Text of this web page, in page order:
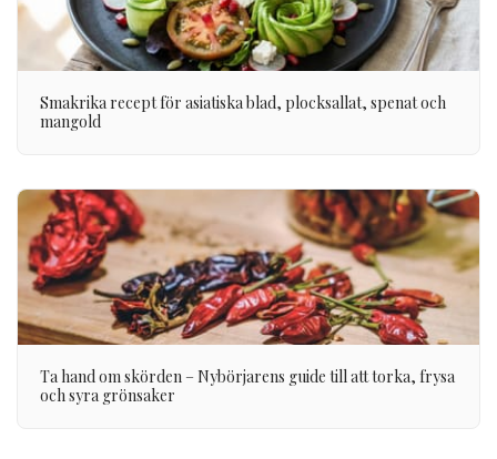
Smakrika recept för asiatiska blad, plocksallat, spenat och
mangold
Ta hand om skörden – Nybörjarens guide till att torka, frysa
och syra grönsaker